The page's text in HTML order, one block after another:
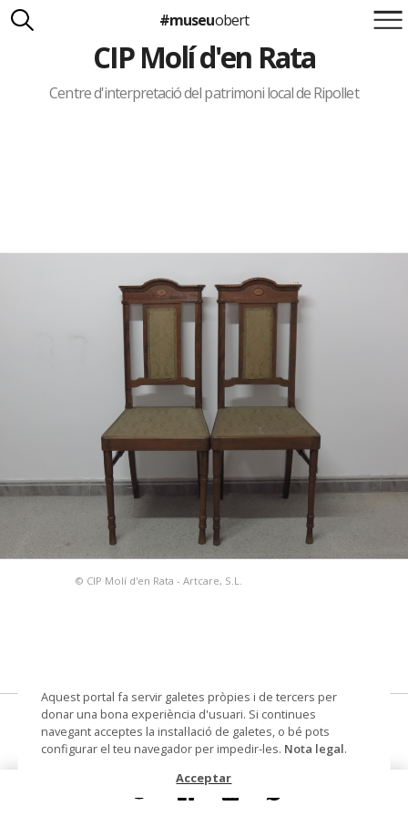
Suma't a la iniciativa
Carlota Royo
Francesca Barcellona
#museuobert
CIP Molí d'en Rata
Centre d'interpretació del patrimoni local de Ripollet
© CIP Molí d'en Rata - Artcare, S.L.
cadira
Autoria Gobern Font, Joan
Aquest portal fa servir galetes pròpies i de tercers per
donar una bona experiència d'usuari. Si continues
navegant acceptes la instal·lació de galetes, o bé pots
configurar el teu navegador per impedir-les. Nota legal.
Acceptar